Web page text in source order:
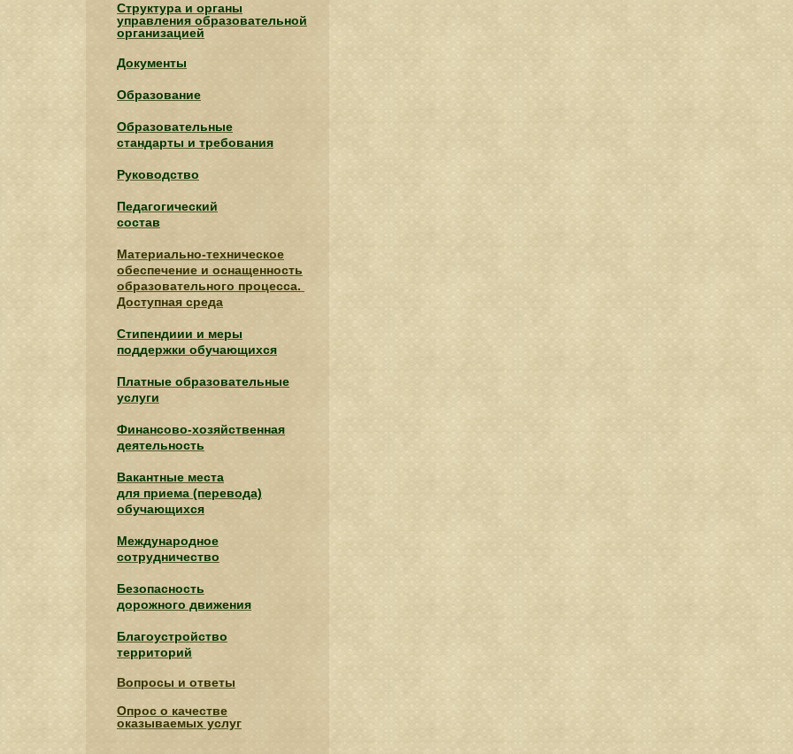
Структура и органы
управления образовательной
организацией
Документы
Образование
Образовательные
стандарты и требования
Руководство
Педагогический
состав
Материально-техническое
обеспечение и оснащенность
образовательного процесса.
Доступная среда
Стипендиии и меры
поддержки обучающихся
Платные образовательные
услуги
Финансово-хозяйственная
деятельность
Вакантные места
для приема (перевода)
обучающихся
Международное
сотрудничество
Безопасность
дорожного движения
Благоустройство
территорий
Вопросы и ответы
Опрос о качестве
оказываемых услуг